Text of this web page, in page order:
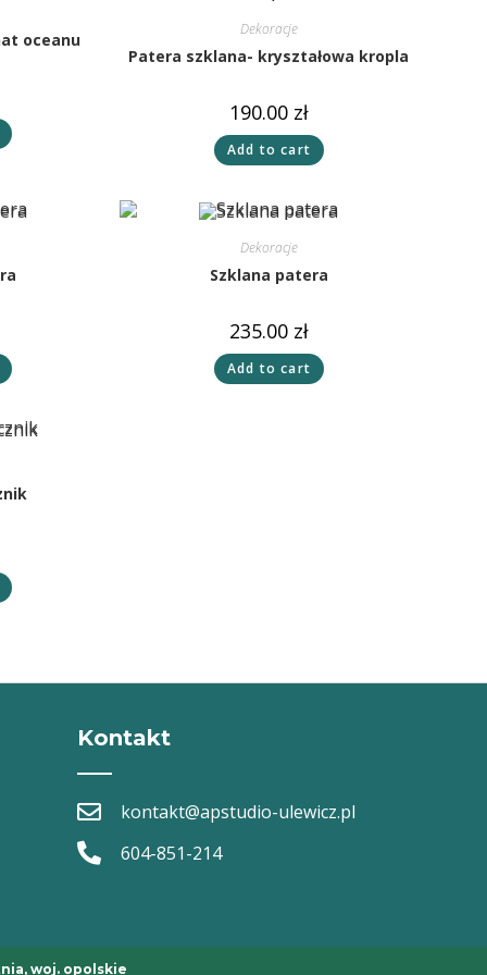
oceanu
Dekoracje
Patera szklana- kryształowa kropla
190.00 zł
Add to cart
Dekoracje
Szklana patera
235.00 zł
Add to cart
Kontakt
kontakt@apstudio-ulewicz.pl
604-851-214
woj. opolskie